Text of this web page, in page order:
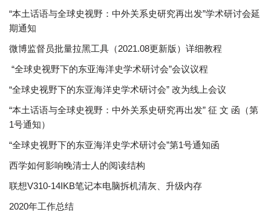
“本土话语与全球史视野：中外关系史研究再出发”学术研讨会延
期通知
微博监督员批量拉黑工具（2021.08更新版）详细教程
“全球史视野下的东亚海洋史学术研讨会”会议议程
“全球史视野下的东亚海洋史学术研讨会” 改为线上会议
“本土话语与全球史视野：中外关系史研究再出发” 征 文 函（第
1号通知）
“全球史视野下的东亚海洋史学术研讨会”第1号通知函
西学如何影响晚清士人的阅读结构
联想V310-14IKB笔记本电脑拆机清灰、升级内存
2020年工作总结